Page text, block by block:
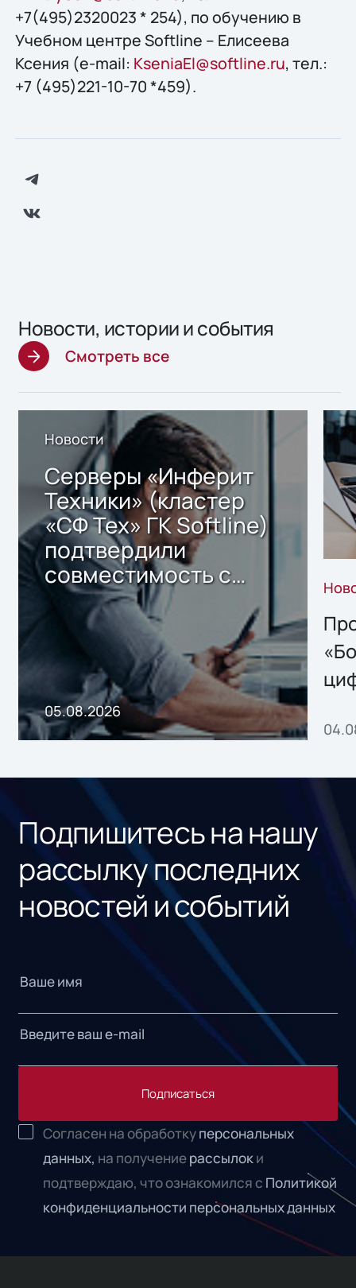
+7(495)2320023 * 254), по обучению в
Учебном центре Softline – Елисеева
Ксения (e-mail: KseniaEl@softline.ru, тел.:
+7 (495)221-10-70 *459).
Новости, истории и события
Смотреть все
Новости
Серверы «Инферит
Техники» (кластер
«СФ Тех» ГК Softline)
подтвердили
совместимость с
решением Sharx
Storage 2.x для
хранения данных
05.08.2026
Подпишитесь на нашу
рассылку последних
новостей и событий
Подписаться
Согласен на обработкуперсональных
данных, на получениерассылоки
подтверждаю, что ознакомился с Политикой
конфиденциальности персональных данных